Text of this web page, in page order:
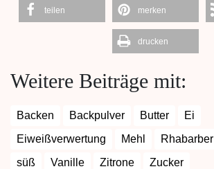
teilen merken
drucken
Weitere Beiträge mit:
Backen Backpulver Butter
Ei
Eiweißverwertung
Mehl Rhabarber
süß
Vanille Zitrone Zucker